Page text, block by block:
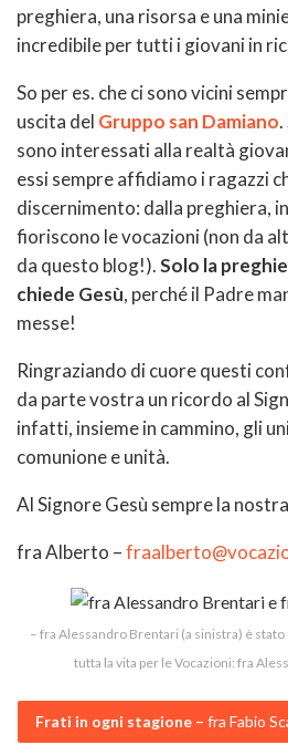
preghiera, una risorsa e una
incredibile per tutti i giovani in
So per es. che ci sono vicini
uscita del Gruppo san Damiano.
sono interessati alla realtà
essi sempre affidiamo i ragazzi
discernimento: dalla preghiera,
fioriscono le vocazioni (non da
da questo blog!).Solo la
chiede Gesù, perché il Padre
messe!
Ringraziando di cuore questi
da parte vostra un ricordo al
infatti, insieme in cammino, gli
comunione e unità.
Al Signore Gesù sempre la
fra Alberto –
– fra Alessandro Brentari (a sinistra) è
tutta la vita per le Vocazioni: fra
Frati in ogni stagione – fra Fabio